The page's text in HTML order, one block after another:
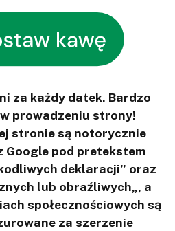
za każdy datek. Bardzo
prowadzeniu strony!
stronie są notorycznie
Google pod pretekstem
deklaracji” oraz
lub obraźliwych„, a
społecznościowych są
za szerzenie